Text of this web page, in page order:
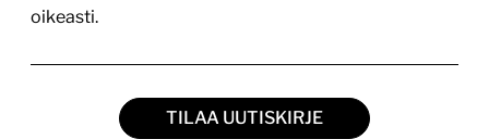
oikeasti.
TILAA UUTISKIRJE